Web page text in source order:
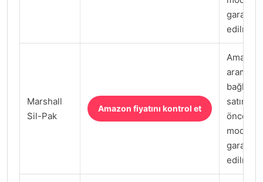
garanti
edilmeli.
Marshall
Sil-Pak
Amazon fiyatını kontrol et
arama
satın
önce
model
garanti
edilmeli.